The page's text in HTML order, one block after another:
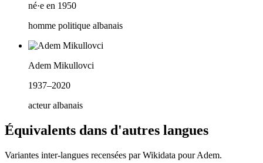
né·e en 1950
homme politique albanais
Adem Mikullovci
1937–2020
acteur albanais
Équivalents dans d'autres langues
Variantes inter-langues recensées par Wikidata pourAdem.